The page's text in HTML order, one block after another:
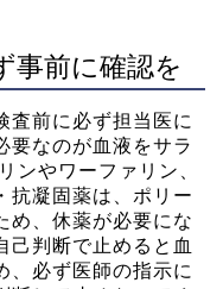
事前に確認を
査前に必ず担当医に
要なのが血液をサラ
ンやワーファリン、
抗凝固薬は、ポリー
め、休薬が必要にな
己判断で止めると血
、必ず医師の指示に